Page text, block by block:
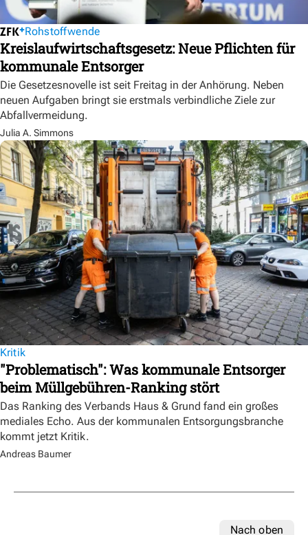
Rohstoffwende
Kreislaufwirtschaftsgesetz: Neue Pflichten für
kommunale Entsorger
Die Gesetzesnovelle ist seit Freitag in der Anhörung. Neben
neuen Aufgaben bringt sie erstmals verbindliche Ziele zur
Abfallvermeidung.
Julia A. Simmons
Kritik
"Problematisch": Was kommunale Entsorger
beim Müllgebühren-Ranking stört
Das Ranking des Verbands Haus & Grund fand ein großes
mediales Echo. Aus der kommunalen Entsorgungsbranche
kommt jetzt Kritik.
Andreas Baumer
Nach oben